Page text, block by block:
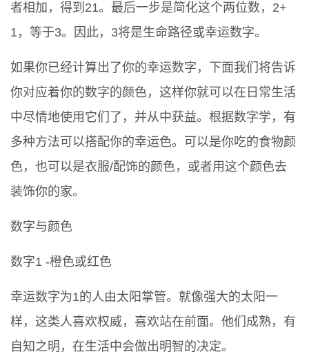
者相加，得到21。最后一步是简化这个两位数，2+
1，等于3。因此，3将是生命路径或幸运数字。
如果你已经计算出了你的幸运数字，下面我们将告诉
你对应着你的数字的颜色，这样你就可以在日常生活
中尽情地使用它们了，并从中获益。根据数字学，有
多种方法可以搭配你的幸运色。可以是你吃的食物颜
色，也可以是衣服/配饰的颜色，或者用这个颜色去
装饰你的家。
数字与颜色
数字1 -橙色或红色
幸运数字为1的人由太阳掌管。就像强大的太阳一
样，这类人喜欢权威，喜欢站在前面。他们成熟，有
自知之明，在生活中会做出明智的决定。